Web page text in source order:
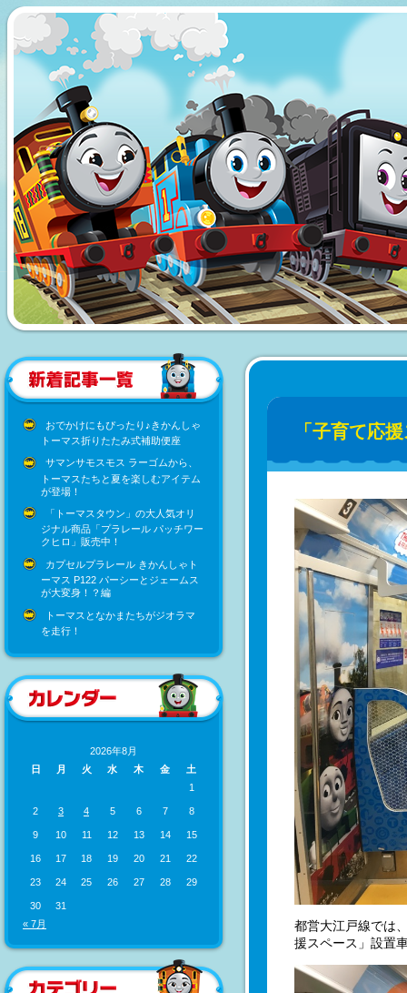
おでかけにもぴったり♪きかんしゃ
トーマス折りたたみ式補助便座
サマンサモスモス ラーゴムから、
トーマスたちと夏を楽しむアイテム
が登場！
「トーマスタウン」の大人気オリ
ジナル商品「プラレール パッチワー
クヒロ」販売中！
カプセルプラレール きかんしゃト
ーマス P122 パーシーとジェームス
が大変身！？編
トーマスとなかまたちがジオラマ
を走行！
2026年8月
日
月 火 水 木 金
土
1
2 3 4 5 6 7 8
9 10 11 12 13 14 15
16 17 18 19 20 21 22
23 24 25 26 27 28 29
30
31
« 7月
「子育て応
都営大江戸線では
援スペース」設置